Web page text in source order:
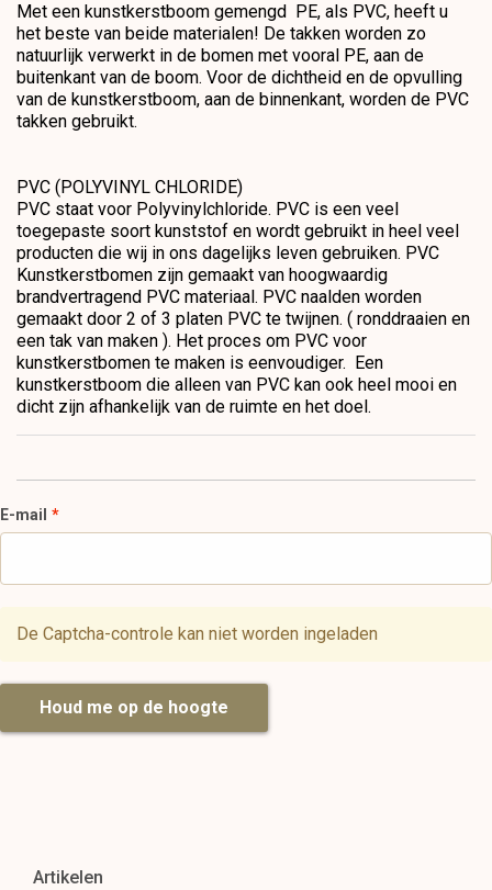
Met een kunstkerstboom gemengd PE, als PVC, heeft u
het beste van beide materialen! De takken worden zo
natuurlijk verwerkt in de bomen met vooral PE, aan de
buitenkant van de boom. Voor de dichtheid en de opvulling
van de kunstkerstboom, aan de binnenkant, worden de PVC
takken gebruikt.
PVC (POLYVINYL CHLORIDE)
PVC staat voor Polyvinylchloride. PVC is een veel
toegepaste soort kunststof en wordt gebruikt in heel veel
producten die wij in ons dagelijks leven gebruiken. PVC
Kunstkerstbomen zijn gemaakt van hoogwaardig
brandvertragend PVC materiaal. PVC naalden worden
gemaakt door 2 of 3 platen PVC te twijnen. ( ronddraaien en
een tak van maken ). Het proces om PVC voor
kunstkerstbomen te maken is eenvoudiger. Een
kunstkerstboom die alleen van PVC kan ook heel mooi en
dicht zijn afhankelijk van de ruimte en het doel.
E-mail
De Captcha-controle kan niet worden ingeladen
Houd me op de hoogte
Artikelen